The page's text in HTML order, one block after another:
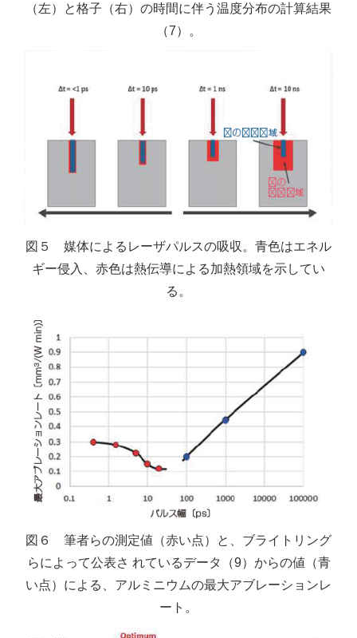
（左）と格子（右）の時間に伴う温度分布の計算結果
（7）。
図５ 媒体によるレーザパルスの吸収。青色はエネル
ギー侵入、赤色は熱伝導による加熱領域を示してい
る。
図６ 筆者らの測定値（赤い点）と、ブライトリング
らによって公表さ れているデータ（9）からの値（青
い点）による、アルミニウムの最大アブレーションレ
ート。